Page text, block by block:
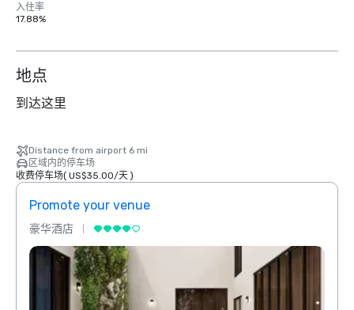
入住率
17.88%
地点
到达这里
Distance from airport 6 mi
区域内的停车场
收费停车场( US$35.00/天)
Promote your venue
豪华酒店